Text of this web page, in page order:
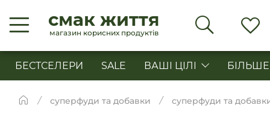
смак життя
магазин корисних продуктів
БЕСТСЕЛЕРИ SALE ВАШІ ЦІЛІ БІЛЬШЕ
суперфуди та добавки суперфуди та